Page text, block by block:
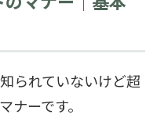
られていないけど超
ナーです。